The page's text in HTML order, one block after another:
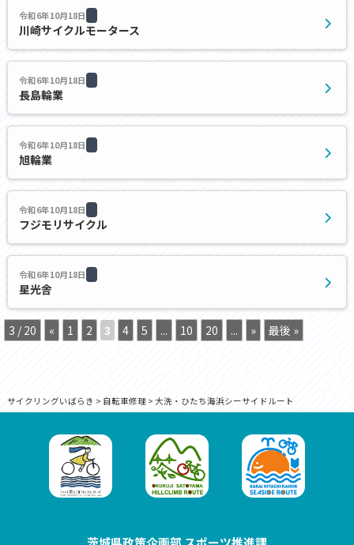
令和6年10月18日
川崎サイクルモータース
令和6年10月18日
長島輪業
令和6年10月18日
旭輪業
令和6年10月18日
フジモリサイクル
令和6年10月18日
星光舎
3 / 20 « 1 2 3 4 5 ... 10 20 ... » 最後 »
サイクリングいばらき > 自転車修理> 大洗・ひたち海浜シーサイドルート